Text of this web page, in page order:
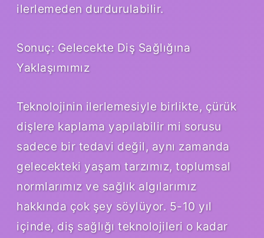
ilerlemeden durdurulabilir.
Sonuç: Gelecekte Diş Sağlığına
Yaklaşımımız
Teknolojinin ilerlemesiyle birlikte, çürük
dişlere kaplama yapılabilir mi sorusu
sadece bir tedavi değil, aynı zamanda
gelecekteki yaşam tarzımız, toplumsal
normlarımız ve sağlık algılarımız
hakkında çok şey söylüyor. 5-10 yıl
içinde, diş sağlığı teknolojileri o kadar